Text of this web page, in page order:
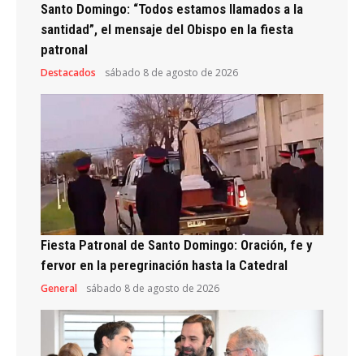
Santo Domingo: “Todos estamos llamados a la
santidad”, el mensaje del Obispo en la fiesta
patronal
Destacados sábado 8 de agosto de 2026
Fiesta Patronal de Santo Domingo: Oración, fe y
fervor en la peregrinación hasta la Catedral
General sábado 8 de agosto de 2026